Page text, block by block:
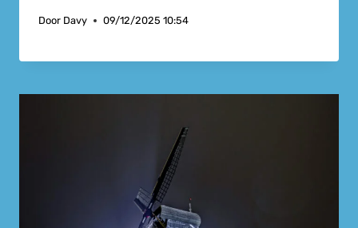
Door Davy 09/12/2025 10:54